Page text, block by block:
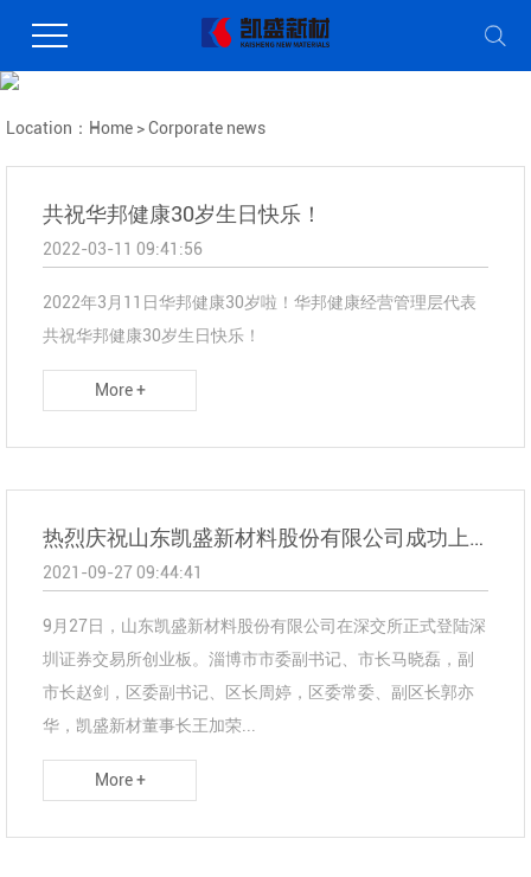
Location： Home >Corporate news
共祝华邦健康30岁生日快乐！
2022-03-11 09:41:56
2022年3月11日华邦健康30岁啦！华邦健康经营管理层代表
共祝华邦健康30岁生日快乐！
More +
热烈庆祝山东凯盛新材料股份有限公司成功上市
2021-09-27 09:44:41
9月27日，山东凯盛新材料股份有限公司在深交所正式登陆深
圳证券交易所创业板。淄博市市委副书记、市长马晓磊，副
市长赵剑，区委副书记、区长周婷，区委常委、副区长郭亦
华，凯盛新材董事长王加荣...
More +